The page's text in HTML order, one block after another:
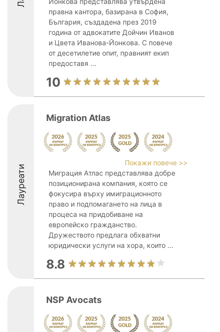
правна кантора, базирана в София,
България, създадена през 2019
година от адвокатите Дойчин Иванов
и Цвета Иванова-Йонкова. С повече
от десетилетие опит, правният екип
предоставя ...
10
Лауреати
Migration Atlas
Покажи повече >>
Миграция Атлас представлява добре
позиционирана компания, която се
фокусира върху имиграционното
право и подпомагането на лица в
процеса на придобиване на
европейско гражданство.
Дружеството предлага обхватни
юридически услуги на хора, които ...
8.8
NSP Avocats